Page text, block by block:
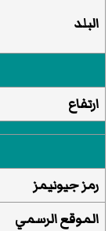
البلد
ارتفاع
رمز جيونيمز
الموقع الرسمي